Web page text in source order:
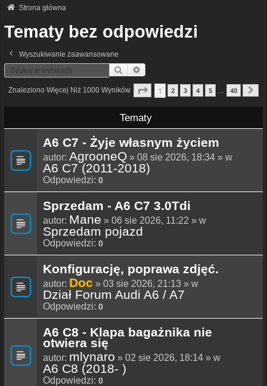
Strona główna
Tematy bez odpowiedzi
Wyszukiwanie zaawansowane
Szukaj
Znaleziono Więcej Niż 1000 Wyników Strona1 40
1 2 3 4 5 40
Tematy
A6 C7 - Żyje własnym życiem
autor: AgrooneQ » 08 sie 2026, 18:34 » w
A6 C7 (2011-2018)
Odpowiedzi: 0
Sprzedam - A6 C7 3.0Tdi
autor: Mane » 06 sie 2026, 11:22 » w
Sprzedam pojazd
Odpowiedzi: 0
Konfigurację, poprawa zdjęć.
autor: Doc » 03 sie 2026, 21:13 » w
Dział Forum Audi A6 / A7
Odpowiedzi: 0
A6 C8 - Klapa bagażnika nie
otwiera się
autor: mlynaro » 02 sie 2026, 18:14 » w
A6 C8 (2018- )
Odpowiedzi: 0